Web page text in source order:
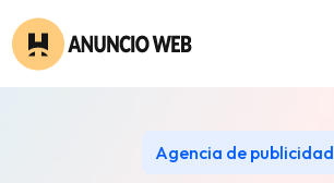
Agencia de publicidad